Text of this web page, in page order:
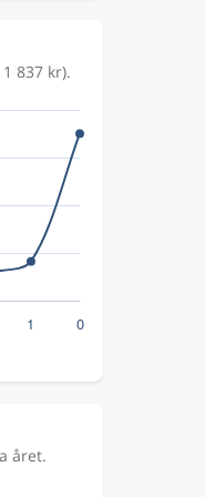
837 kr).
året.